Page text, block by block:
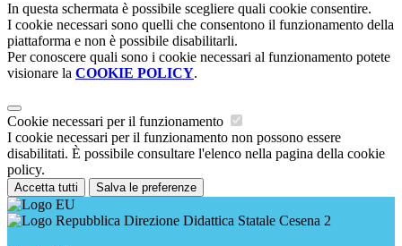
In questa schermata è possibile scegliere quali cookie consentire.
I cookie necessari sono quelli che consentono il funzionamento della
piattaforma e non è possibile disabilitarli.
Per conoscere quali sono i cookie necessari al funzionamento potete
visionare la COOKIE POLICY.
Cookie necessari per il funzionamento
I cookie necessari per il funzionamento non possono essere
disabilitati. È possibile consultare l'elenco nella pagina della cookie
policy.
Accetta tutti Salva le preferenze
Direzione Didattica Statale Cesena 2